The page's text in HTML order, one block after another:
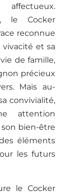
le Cocker
reconnue
et sa
de famille,
précieux
Mais au-
convivialité,
attention
son bien-être
éléments
les futurs
le Cocker